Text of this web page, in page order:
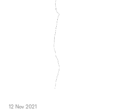
12 Nov 2021